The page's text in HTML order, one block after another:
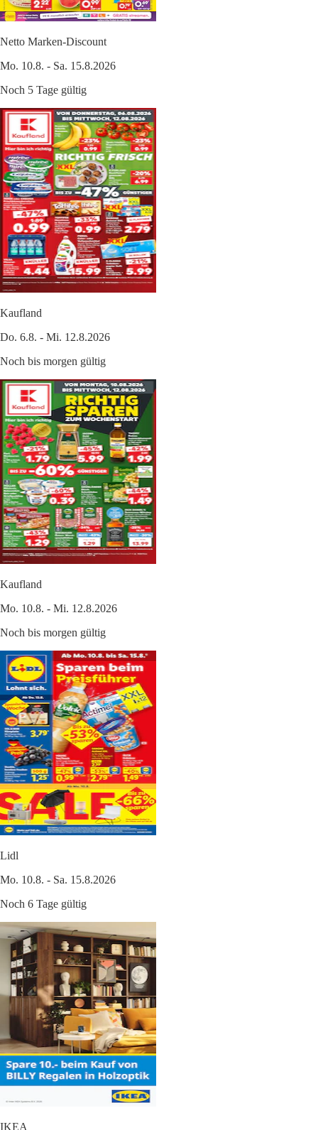
Netto Marken-Discount
Mo. 10.8. - Sa. 15.8.2026
Noch 5 Tage gültig
Kaufland
Do. 6.8. - Mi. 12.8.2026
Noch bis morgen gültig
Kaufland
Mo. 10.8. - Mi. 12.8.2026
Noch bis morgen gültig
Lidl
Mo. 10.8. - Sa. 15.8.2026
Noch 6 Tage gültig
IKEA